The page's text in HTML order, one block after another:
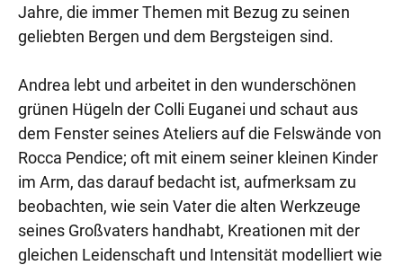
Jahre, die immer Themen mit Bezug zu seinen
geliebten Bergen und dem Bergsteigen sind.
Andrea lebt und arbeitet in den wunderschönen
grünen Hügeln der Colli Euganei und schaut aus
dem Fenster seines Ateliers auf die Felswände von
Rocca Pendice; oft mit einem seiner kleinen Kinder
im Arm, das darauf bedacht ist, aufmerksam zu
beobachten, wie sein Vater die alten Werkzeuge
seines Großvaters handhabt, Kreationen mit der
gleichen Leidenschaft und Intensität modelliert wie